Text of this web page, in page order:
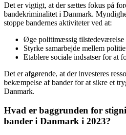
Det er vigtigt, at der sættes fokus på
bandekriminalitet i Danmark.
stoppe bandernes aktiviteter ved at:
Øge politimæssig tilstedeværelse
Styrke samarbejde mellem
Etablere sociale indsatser for at
Det er afgørende, at der investeres
bekæmpelse af bander for at sikre et
Danmark.
Hvad er baggrunden for
bander i Danmark i 2023?